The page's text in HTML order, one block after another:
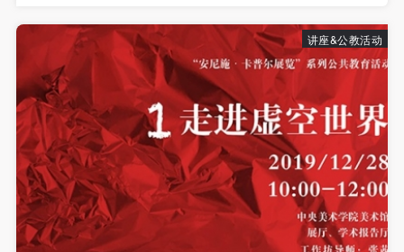
讲座&公教活动
参与活动者在参与活动时应当在美术馆工作人员及活
动导师、教师指导下进行，并正确的使用活动中所涉
及到的绘画工具、创作材料及配套设备、设施，若参
与者因个人原因在使用相应绘画工具、创作材料及配
套设备、设施造成个人受伤、伤害他人及造成相应工
具、材料、设备或设施的故障或损坏。参与活动者应
当承当相应的全部责任，并主动赔偿相应的经济损
失。活动中任何非事故当事人及美术馆将不承担人身
事故的任何责任。
参与活动者在参与活动时应当在美术馆工作人员及活
动导师、教师指导下进行，并正确的使用活动中所涉
及到的绘画工具、创作材料及配套设备、设施，若参
与者因个人原因在使用相应绘画工具、创作材料及配
套设备、设施造成个人受伤、伤害他人及造成相应工
具、材料、设备或设施的故障或损坏。参与活动者应
当承当相应的全部责任，并主动赔偿相应的经济损
失。活动中任何非事故当事人及美术馆将不承担人身
事故的任何责任。
参与活动者在参与活动时应当在美术馆工作人员及活
动导师、教师指导下进行，并正确的使用活动中所涉
及到的绘画工具、创作材料及配套设备、设施，若参
与者因个人原因在使用相应绘画工具、创作材料及配
套设备、设施造成个人受伤、伤害他人及造成相应工
具、材料、设备或设施的故障或损坏。参与活动者应
当承当相应的全部责任，并主动赔偿相应的经济损
失。活动中任何非事故当事人及美术馆将不承担人身
事故的任何责任。